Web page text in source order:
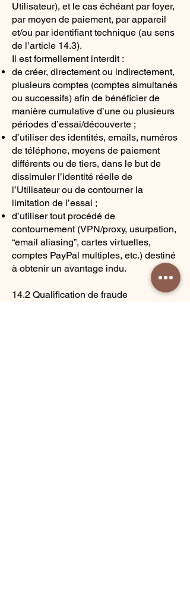
Utilisateur), et le cas échéant par foyer,
par moyen de paiement, par appareil
et/ou par identifiant technique (au sens
de l’article 14.3).
Il est formellement interdit :
de créer, directement ou indirectement,
plusieurs comptes (comptes simultanés
ou successifs) afin de bénéficier de
manière cumulative d’une ou plusieurs
périodes d’essai/découverte ;
d’utiliser des identités, emails, numéros
de téléphone, moyens de paiement
différents ou de tiers, dans le but de
dissimuler l’identité réelle de
l’Utilisateur ou de contourner la
limitation de l’essai ;
d’utiliser tout procédé de
contournement (VPN/proxy, usurpation,
“email aliasing”, cartes virtuelles,
comptes PayPal multiples, etc.) destiné
à obtenir un avantage indu.
14.2 Qualification de fraude